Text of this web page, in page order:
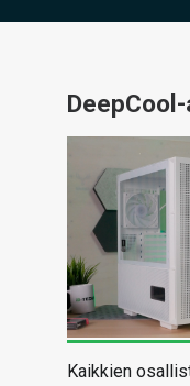
ARTIKKELIT
TIETOA
HINTA.FI
KAUPPAKaikkien